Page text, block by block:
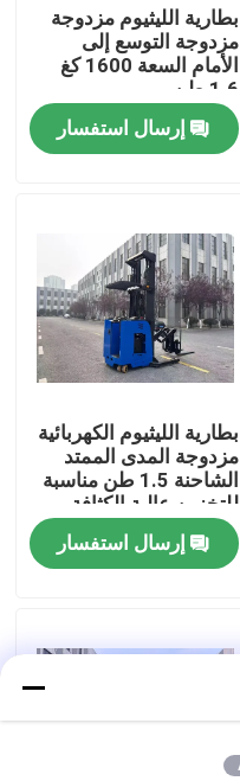
بطارية الليثيوم مزدوجة
مزدوجة التوسع إلى
الأمام السعة 1600 كغ
1.6 طن.
إرسال استفسار
بطارية الليثيوم الكهربائية
مزدوجة المدى الممتد
الشاحنة 1.5 طن مناسبة
للتخزين عالية الكثافة
إرسال استفسار